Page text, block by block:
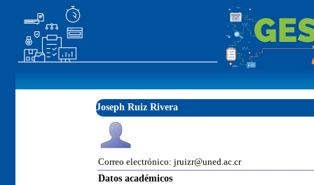
Joseph Ruiz Rivera
Correo electrónico: jruizr@uned.ac.cr
Datos académicos